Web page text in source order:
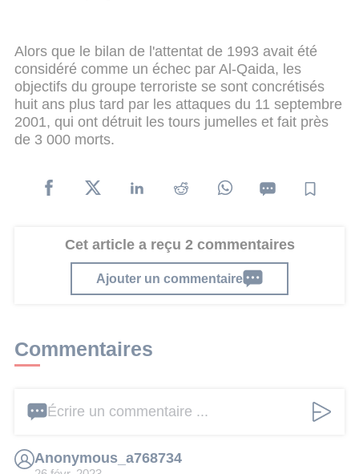
Alors que le bilan de l'attentat de 1993 avait été
considéré comme un échec par Al-Qaida, les
objectifs du groupe terroriste se sont concrétisés
huit ans plus tard par les attaques du 11 septembre
2001, qui ont détruit les tours jumelles et fait près
de 3 000 morts.
Cet article a reçu 2 commentaires
Ajouter un commentaire
Commentaires
Écrire un commentaire ...
Anonymous_a768734